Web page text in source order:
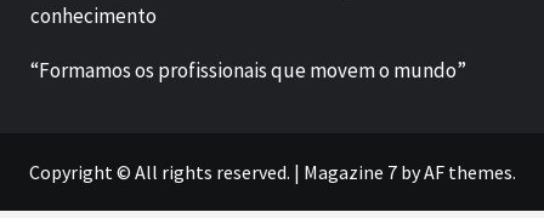
conhecimento
“Formamos os profissionais que movem o mundo”
Copyright © All rights reserved. | Magazine 7by AF themes.